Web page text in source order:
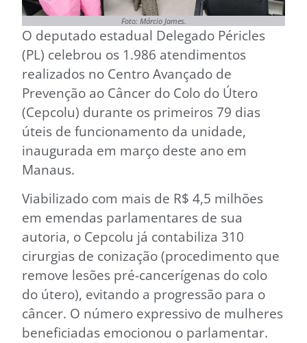
Foto: Márcio James.
O deputado estadual Delegado Péricles
(PL) celebrou os 1.986 atendimentos
realizados no Centro Avançado de
Prevenção ao Câncer do Colo do Útero
(Cepcolu) durante os primeiros 79 dias
úteis de funcionamento da unidade,
inaugurada em março deste ano em
Manaus.
Viabilizado com mais de R$ 4,5 milhões
em emendas parlamentares de sua
autoria, o Cepcolu já contabiliza 310
cirurgias de conização (procedimento que
remove lesões pré-cancerígenas do colo
do útero), evitando a progressão para o
câncer. O número expressivo de mulheres
beneficiadas emocionou o parlamentar.